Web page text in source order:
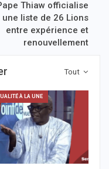
Thiaw officialise
une liste de 26 Lions
entre expérience et
renouvellement
Tout
À LA UNE